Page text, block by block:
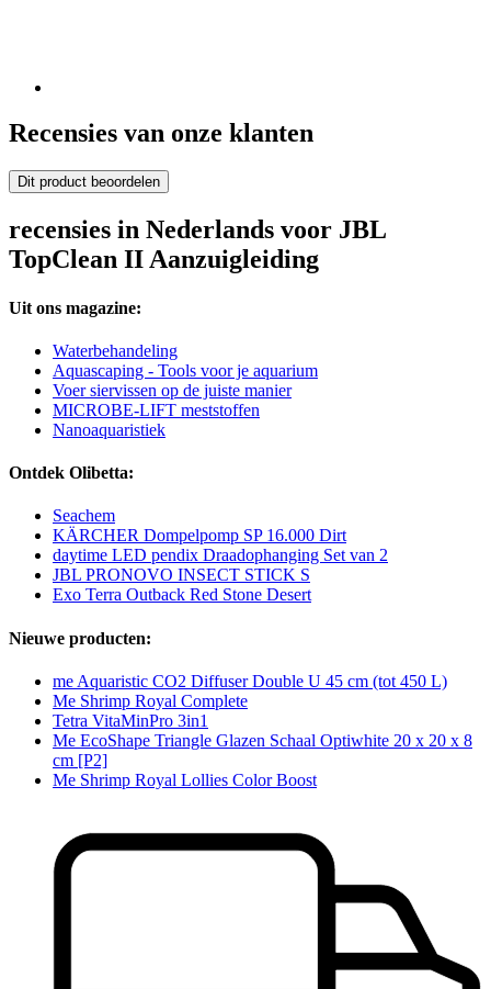
Recensies van onze klanten
Dit product beoordelen
recensies in Nederlands voor JBL
TopClean II Aanzuigleiding
Uit ons magazine:
Waterbehandeling
Aquascaping - Tools voor je aquarium
Voer siervissen op de juiste manier
MICROBE-LIFT meststoffen
Nanoaquaristiek
Ontdek Olibetta:
Seachem
KÄRCHER Dompelpomp SP 16.000 Dirt
daytime LED pendix Draadophanging Set van 2
JBL PRONOVO INSECT STICK S
Exo Terra Outback Red Stone Desert
Nieuwe producten:
me Aquaristic CO2 Diffuser Double U 45 cm (tot 450 L)
Me Shrimp Royal Complete
Tetra VitaMinPro 3in1
Me EcoShape Triangle Glazen Schaal Optiwhite 20 x 20 x 8
cm [P2]
Me Shrimp Royal Lollies Color Boost